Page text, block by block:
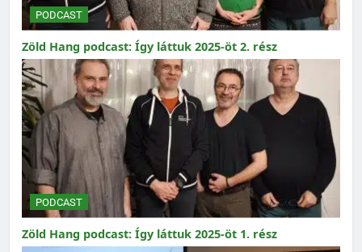
PODCAST
Zöld Hang podcast: Így láttuk 2025-öt 2. rész
PODCAST
Zöld Hang podcast: Így láttuk 2025-öt 1. rész